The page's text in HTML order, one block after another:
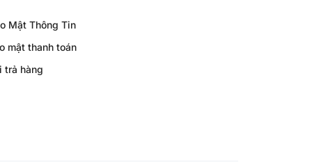
Mật Thông Tin
mật thanh toán
trả hàng